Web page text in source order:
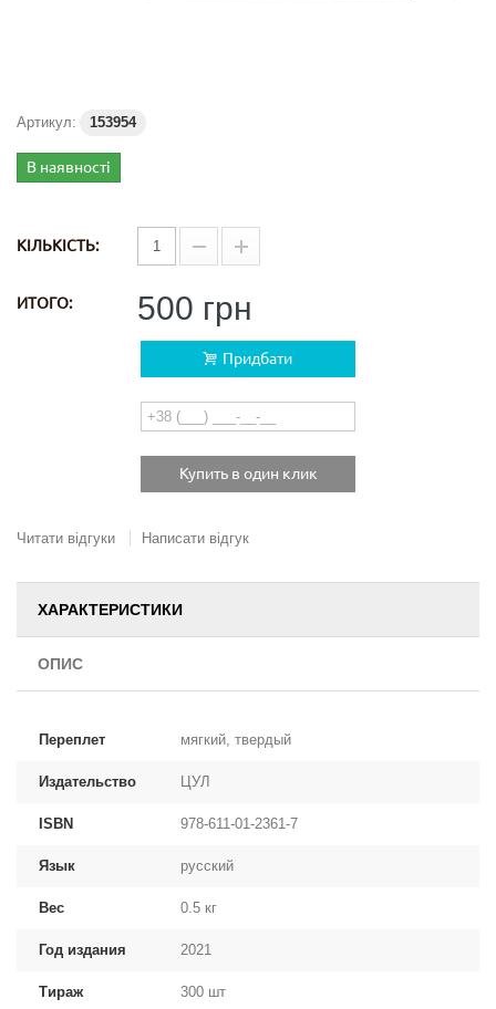
Артикул: 153954
В наявності
КІЛЬКІСТЬ:
ИТОГО: 500 грн
Придбати
Купить в один клик
Читати відгуки Написати відгук
ХАРАКТЕРИСТИКИ
ОПИС
Переплет мягкий, твердый
Издательство ЦУЛ
ISBN 978-611-01-2361-7
Язык русский
Вес 0.5 кг
Год издания 2021
Тираж 300 шт